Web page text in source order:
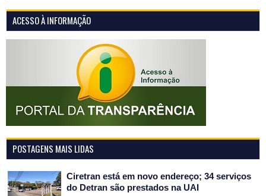
ACESSO À INFORMAÇÃO
POSTAGENS MAIS LIDAS
Ciretran está em novo endereço; 34 serviços
do Detran são prestados na UAI